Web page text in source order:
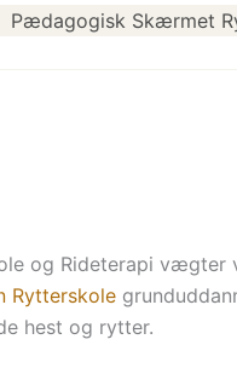
Pædagogisk Skærmet
og Rideterapi vægter
Rytterskole
hest og rytter.